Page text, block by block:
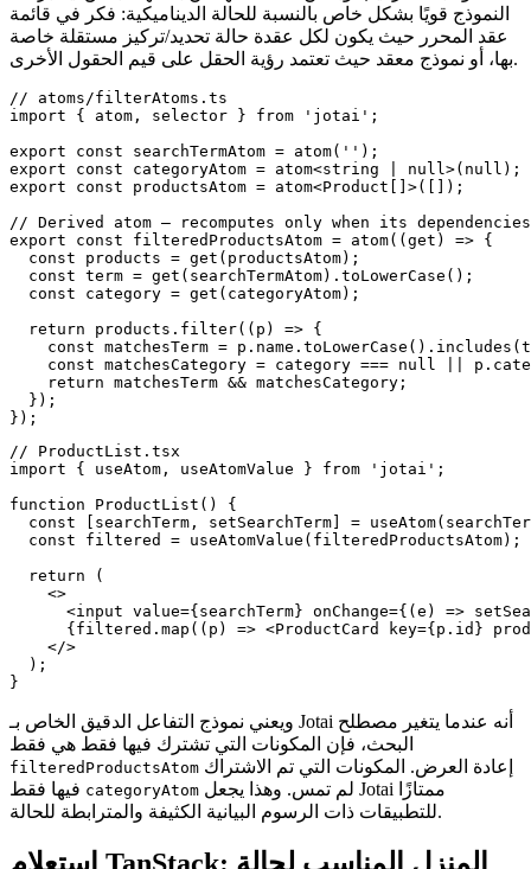
النموذج قويًا بشكل خاص بالنسبة للحالة الديناميكية: فكر في قائمة
عقد المحرر حيث يكون لكل عقدة حالة تحديد/تركيز مستقلة خاصة
بها، أو نموذج معقد حيث تعتمد رؤية الحقل على قيم الحقول الأخرى.
// atoms/filterAtoms.ts
import { atom, selector } from 'jotai';
export const searchTermAtom = atom('');
export const categoryAtom = atom<string | null>(null);
export const productsAtom = atom<Product[]>([]);
// Derived atom — recomputes only when its dependencies
export const filteredProductsAtom = atom((get) => {
  const products = get(productsAtom);
  const term = get(searchTermAtom).toLowerCase();
  const category = get(categoryAtom);
  return products.filter((p) => {
const matchesTerm =
const matchesCategory = category === null ||
    return matchesTerm && matchesCategory;
  });
});
// ProductList.tsx
import { useAtom, useAtomValue } from 'jotai';
function ProductList() {
const [searchTerm, setSearchTerm] =
  const filtered = useAtomValue(filteredProductsAtom);
  return (
    <>
<input value={searchTerm} onChange={(e) =>
{filtered.map((p) => <ProductCard key={p.id}
    </>
  );
}
ويعني نموذج التفاعل الدقيق الخاص بـ Jotai أنه عندما يتغير مصطلح
البحث، فإن المكونات التي تشترك فيها فقط هي فقط
filteredProductsAtom
categoryAtom
للتطبيقات ذات الرسوم البيانية الكثيفة والمترابطة للحالة.